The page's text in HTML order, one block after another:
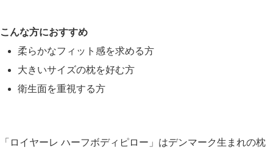
こんな方におすすめ
柔らかなフィット感を求める方
大きいサイズの枕を好む方
衛生面を重視する方
「ロイヤーレ ハーフボディピロー」はデンマーク生まれの枕